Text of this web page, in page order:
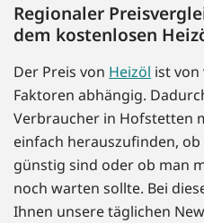
Regionaler
dem kostenlosen
Der Preis von Heizöl ist von
Faktoren abhängig.
Verbraucher in Hofstetten
einfach herauszufinden, ob
günstig sind oder ob man
noch warten sollte. Bei
Ihnen unsere täglichen